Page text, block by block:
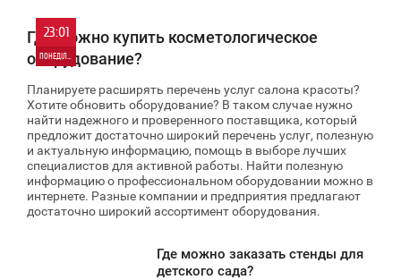
23:01
ПОНЕДІЛОК
0
6 658
Где можно купить косметологическое
оборудование?
Планируете расширять перечень услуг салона красоты?
Хотите обновить оборудование? В таком случае нужно
найти надежного и проверенного поставщика, который
предложит достаточно широкий перечень услуг, полезную
и актуальную информацию, помощь в выборе лучших
специалистов для активной работы. Найти полезную
информацию о профессиональном оборудовании можно в
интернете. Разные компании и предприятия предлагают
достаточно широкий ассортимент оборудования.
Где можно заказать стенды для
детского сада?